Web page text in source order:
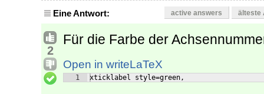
Eine Antwort: active answers älteste
2
Für die Farbe der
Open in writeLaTeX
1 xticklabel style=green,